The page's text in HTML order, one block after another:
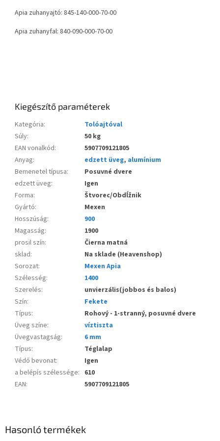
Apia zuhanyajtó: 845-140-000-70-00
Apia zuhanyfal: 840-090-000-70-00
Kiegészítő paraméterek
Kategória:
Tolóajtóval
Súly:
50 kg
EAN vonalkód:
5907709121805
Anyag: edzett üveg, alumínium
Bemenetel típusa:
Posuvné dvere
edzett üveg:
Igen
Forma:
Štvorec/Obdĺžnik
Gyártó:
Mexen
Hosszúság:
900
Magasság:
1900
prosil szín:
Čierna matná
sklad:
Na sklade (Heavenshop)
Sorozat:
Mexen Apia
Szélesség:
1400
Szerelés:
unvierzális(jobbos és balos)
Szín:
Fekete
Típus:
Rohový - 1-stranný, posuvné dvere
Üveg színe:
víztiszta
Üvegvastagság:
6 mm
Típus:
Téglalap
Védő bevonat:
Igen
a belépís szélessége: 610
EAN: 5907709121805
Hasonló termékek